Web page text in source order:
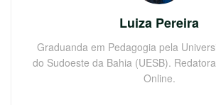
Luiza Pereira
Graduanda em Pedagogia pela
do Sudoeste da Bahia (UESB).
Online.